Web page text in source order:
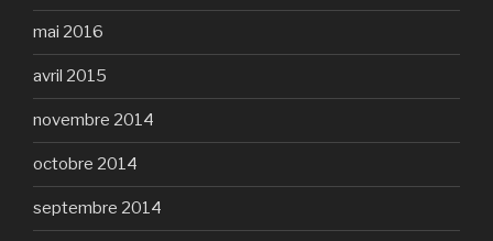
mai 2016
avril 2015
novembre 2014
octobre 2014
septembre 2014